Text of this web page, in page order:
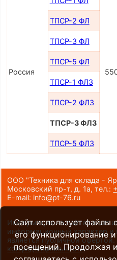
Россия
ТПСР-2 ФЛ
ТПСР-3 ФЛ
ТПСР-5 ФЛ
ТПСР-1 ФЛЗ
ТПСР-2 ФЛЗ
ТПСР-3 ФЛЗ
ТПСР-5 ФЛЗ
ООО "Техника для склада -
Московский пр-т, д. 1а,тел.:
E-mail: info@pt-76.ru
Информация на сайте носит
информационный характер и
является публичной офертой.
конфиденциальности.
Сайт использует файлы
его функционирование
посещений. Продолжая